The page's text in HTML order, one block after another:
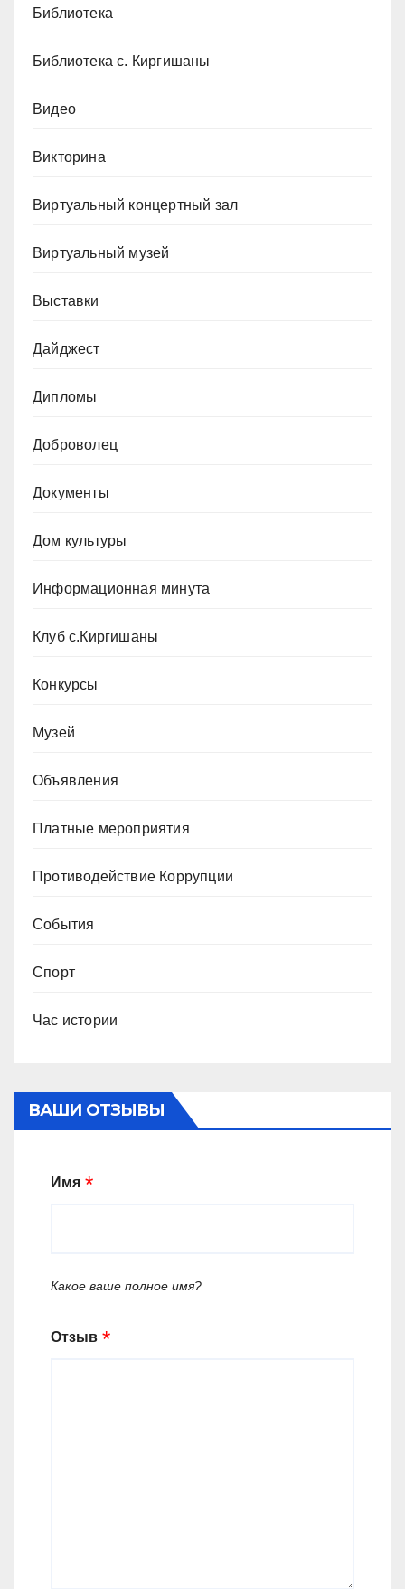
Библиотека
Библиотека с. Киргишаны
Видео
Викторина
Виртуальный концертный зал
Виртуальный музей
Выставки
Дайджест
Дипломы
Доброволец
Документы
Дом культуры
Информационная минута
Клуб с.Киргишаны
Конкурсы
Музей
Объявления
Платные мероприятия
Противодействие Коррупции
События
Спорт
Час истории
ВАШИ ОТЗЫВЫ
Имя
Какое ваше полное имя?
Отзыв